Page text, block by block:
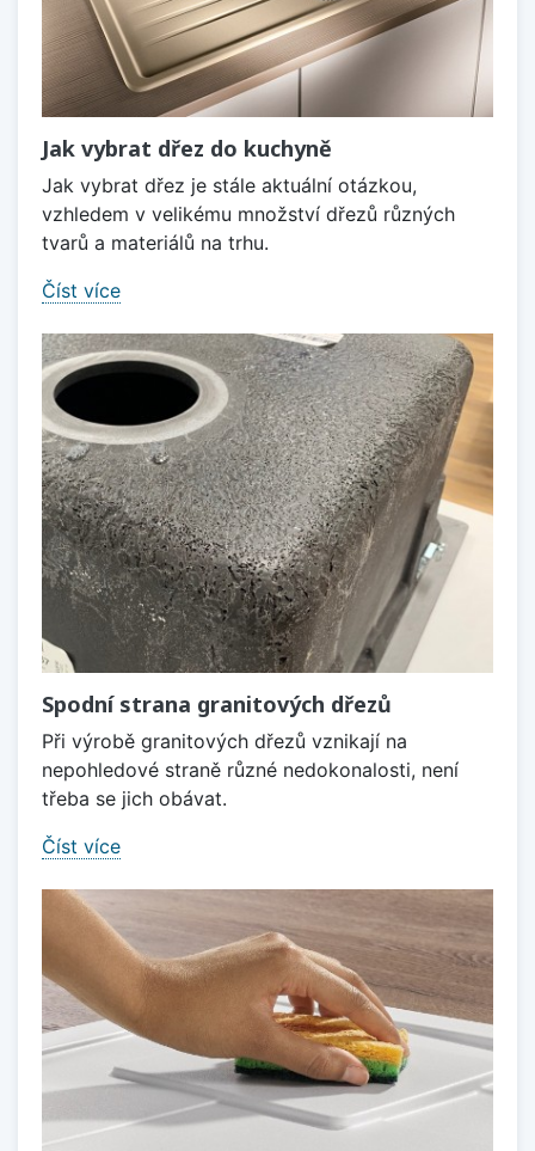
Jak vybrat dřez do kuchyně
Jak vybrat dřez je stále aktuální otázkou,
vzhledem v velikému množství dřezů různých
tvarů a materiálů na trhu.
Číst více
Spodní strana granitových dřezů
Při výrobě granitových dřezů vznikají na
nepohledové straně různé nedokonalosti, není
třeba se jich obávat.
Číst více